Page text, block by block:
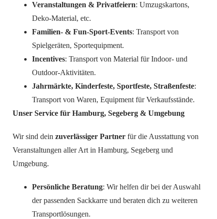
Veranstaltungen & Privatfeiern: Umzugskartons,
Deko-Material, etc.
Familien- & Fun-Sport-Events: Transport von
Spielgeräten, Sportequipment.
Incentives: Transport von Material für Indoor- und
Outdoor-Aktivitäten.
Jahrmärkte, Kinderfeste, Sportfeste, Straßenfeste:
Transport von Waren, Equipment für Verkaufsstände.
Unser Service für Hamburg, Segeberg & Umgebung
Wir sind deinzuverlässiger Partner für die Ausstattung von
Veranstaltungen aller Art in Hamburg, Segeberg und
Umgebung.
Persönliche Beratung: Wir helfen dir bei der Auswahl
der passenden Sackkarre und beraten dich zu weiteren
Transportlösungen.